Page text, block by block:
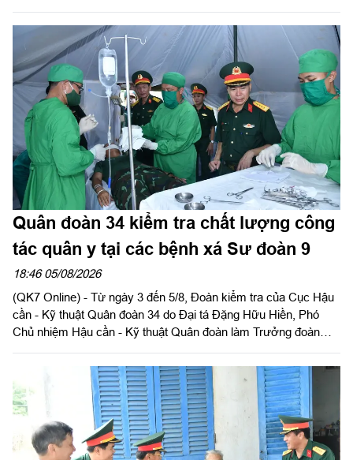
doanh nghiệp.
Quân đoàn 34 kiểm tra chất lượng công
tác quân y tại các bệnh xá Sư đoàn 9
18:46 05/08/2026
(QK7 Online) - Từ ngày 3 đến 5/8, Đoàn kiểm tra của Cục Hậu
cần - Kỹ thuật Quân đoàn 34 do Đại tá Đặng Hữu Hiền, Phó
Chủ nhiệm Hậu cần - Kỹ thuật Quân đoàn làm Trưởng đoàn
thuộc Sư đoàn 9. Đây là hoạt động nhằm đánh giá chất lượng
thực hiện nhiệm vụ, đồng thời chuẩn bị cho đợt kiểm tra toàn
diện của Cục Quân y năm 2026.